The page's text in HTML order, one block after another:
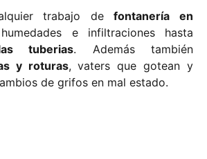
trabajo defontanería en
e infiltraciones hasta
tuberias. Además también
y roturas, vaters que gotean y
de grifos en mal estado.